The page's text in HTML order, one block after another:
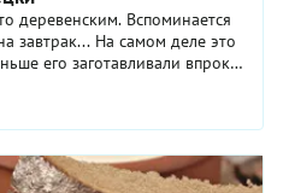
деревенским. Вспоминается
завтрак... На самом деле это
его заготавливали впрок
готовят все больше для